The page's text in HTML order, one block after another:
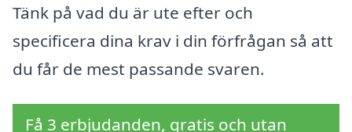
Tänk på vad du är ute efter och
specificera dina krav i din förfrågan så att
du får de mest passande svaren.
Få 3 erbjudanden, gratis och utan